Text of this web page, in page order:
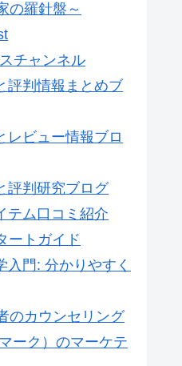
の羅針盤～
チャンネル
評判情報まとめブ
レビュー情報ブロ
評判研究ブログ
テム口コミ紹介
ートガイド
入門: 分かりやすく
のカウンセリング
ーク）のマーケテ